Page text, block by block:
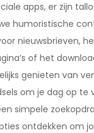
apps, er zijn
humoristische
nieuwsbrieven,
of het
genieten van
om je dag op te
simpele
ontdekken om